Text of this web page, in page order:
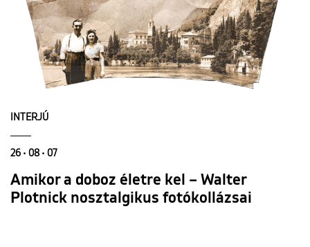
INTERJÚ
26 • 08 • 07
Amikor a doboz életre kel – Walter
Plotnick nosztalgikus fotókollázsai